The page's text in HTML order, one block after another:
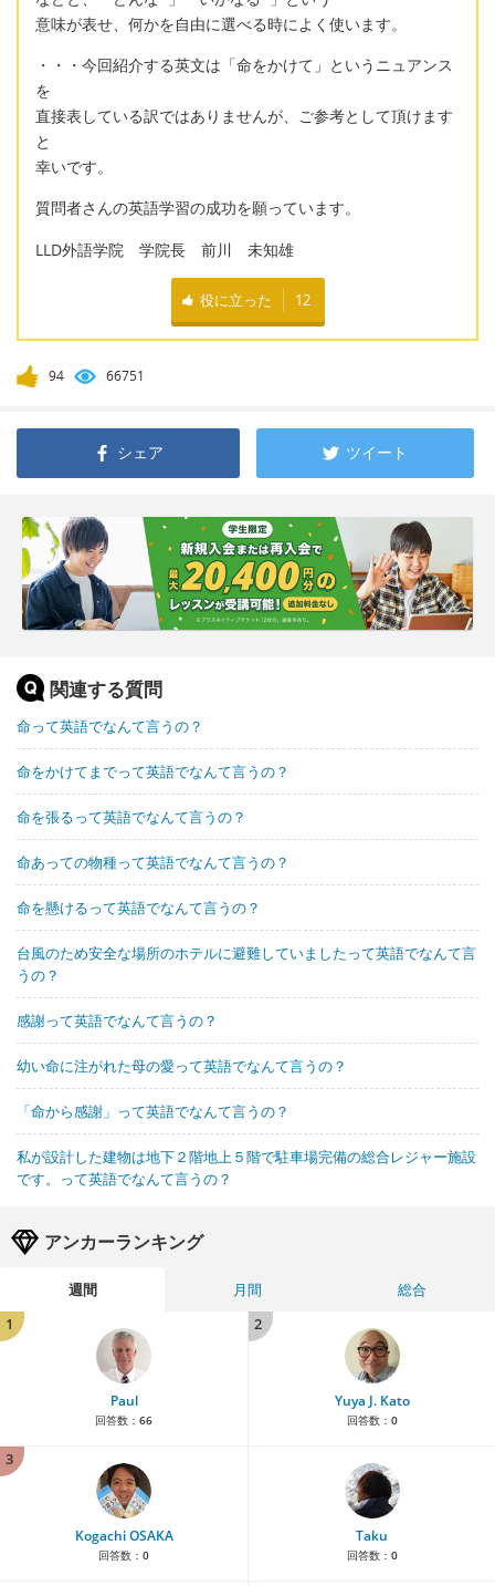
意味が表せ、何かを自由に選べる時によく使います。
・・・今回紹介する英文は「命をかけて」というニュアンス
を
直接表している訳ではありませんが、ご参考として頂けます
と
幸いです。
質問者さんの英語学習の成功を願っています。
LLD外語学院 学院長 前川 未知雄
役に立った 12
94 66751
シェア ツイート
関連する質問
命って英語でなんて言うの？
命をかけてまでって英語でなんて言うの？
命を張るって英語でなんて言うの？
命あっての物種って英語でなんて言うの？
命を懸けるって英語でなんて言うの？
台風のため安全な場所のホテルに避難していましたって英語でなんて言
うの？
感謝って英語でなんて言うの？
幼い命に注がれた母の愛って英語でなんて言うの？
「命から感謝」って英語でなんて言うの？
私が設計した建物は地下２階地上５階で駐車場完備の総合レジャー施設
です。って英語でなんて言うの？
アンカーランキング
週間 月間
総合
1
Paul
回答数： 66
2
Yuya J. Kato
回答数： 0
3
Kogachi OSAKA
回答数： 0
Taku
回答数： 0